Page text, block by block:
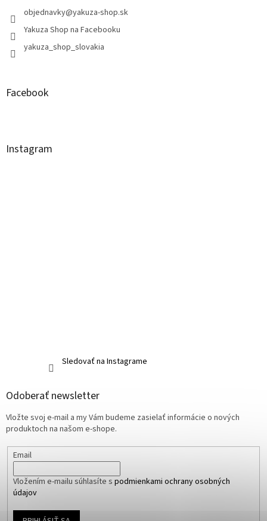
objednavky@yakuza-shop.sk
Yakuza Shop na Facebooku
yakuza_shop_slovakia
Facebook
Instagram
Sledovať na Instagrame
Odoberať newsletter
Vložte svoj e-mail a my Vám budeme zasielať informácie o nových
produktoch na našom e-shope.
Email
Vložením e-mailu súhlasíte s podmienkami ochrany osobných
údajov